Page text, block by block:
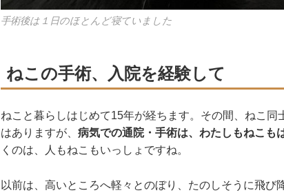
手術後は１日のほとんど寝ていました
ねこの手術、入院を経験して
ねこと暮らしはじめて15年が経ちます。その間、ねこ同
はありますが、 病気での通院・手術は、わたしもねこも
くのは、人もねこもいっしょですね。
以前は、高いところへ軽々とのぼり、たのしそうに飛び